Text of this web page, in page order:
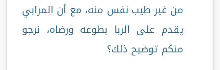
من غير طيب نفس منه، مع أن المرابي
يقدم على الربا بطوعه ورضاه، نرجو
منكم توضيح ذلك؟